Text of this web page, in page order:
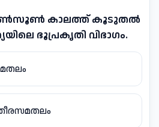
മൺസൂൺ കാലത്ത് കൂടുതൽ
ഭൂപ്രകൃതി വിഭാഗം.